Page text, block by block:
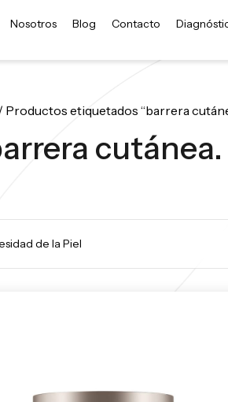
Nosotros Blog Contacto
Productos etiquetados “barrera
cutánea.